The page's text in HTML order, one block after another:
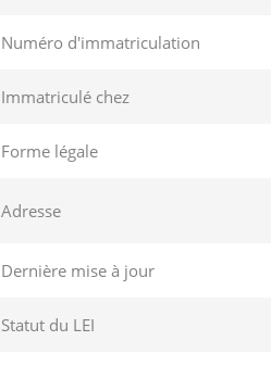
Numéro d'immatriculation
Immatriculé chez
Forme légale
Adresse
Dernière mise à jour
Statut du LEI